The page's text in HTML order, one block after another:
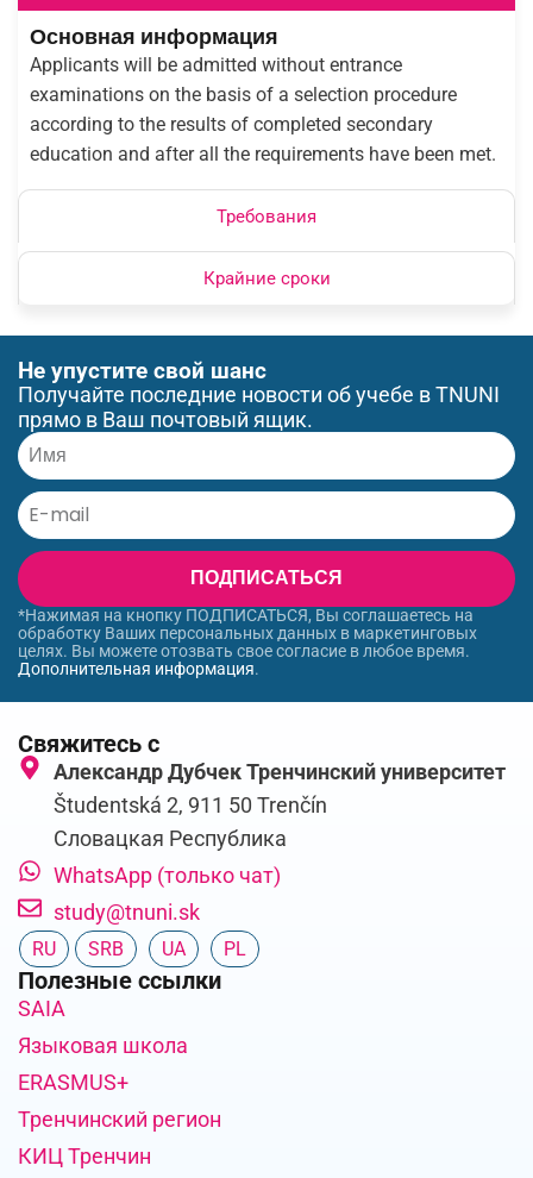
Требования
Крайние сроки
Основная информация
Applicants will be admitted without entrance
examinations on the basis of a selection procedure
according to the results of completed secondary
education and after all the requirements have been met.
Не упустите свой шанс
Получайте последние новости об учебе в TNUNI
прямо в Ваш почтовый ящик.
ПОДПИСАТЬСЯ
*Нажимая на кнопку ПОДПИСАТЬСЯ, Вы соглашаетесь на
обработку Ваших персональных данных в маркетинговых
целях. Вы можете отозвать свое согласие в любое время.
Дополнительная информация.
Свяжитесь с
Александр Дубчек Тренчинский университет
Študentská 2, 911 50 Trenčín
Словацкая Республика
WhatsApp (только чат)
study@tnuni.sk
RU SRB UA PL
Полезные ссылки
SAIA
Языковая школа
ERASMUS+
Тренчинский регион
КИЦ Тренчин